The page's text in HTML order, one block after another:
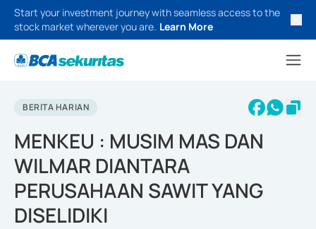
Start your investment journey with seamless access to the
stock market wherever you are. Learn More
BERITA HARIAN
MENKEU : MUSIM MAS DAN
WILMAR DIANTARA
PERUSAHAAN SAWIT YANG
DISELIDIKI